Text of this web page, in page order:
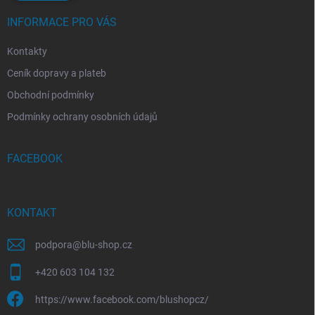
INFORMACE PRO VÁS
Kontakty
Ceník dopravy a plateb
Obchodní podmínky
Podmínky ochrany osobních údajů
FACEBOOK
KONTAKT
podpora@blu-shop.cz
+420 603 104 132
https://www.facebook.com/blushopcz/